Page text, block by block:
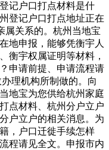
记户口打点材料是什
登记户口打点地址正在
属关系的。杭州当地宝
地申报，能够凭衡宇人
衡宇权属证明等材料，
申请前提、申请流程请
理机构所制做的。向
地宝为您供给杭州家庭
点材料、杭州分户立户
户立户的相关消息。为
，户口迁徙手续怎样
程请见全文。申报市内